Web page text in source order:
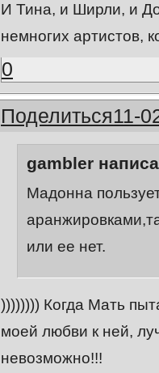
И Тина, и Ширли, и
немногих артистов,
0
Поделиться11-
gambler
Мадонна
или ее нет.
)))))))) Когда Мать
моей любви к ней,
невозможно!!!